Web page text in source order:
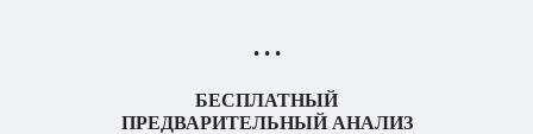
• • •
БЕСПЛАТНЫЙ
ПРЕДВАРИТЕЛЬНЫЙ АНАЛИЗ